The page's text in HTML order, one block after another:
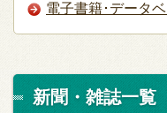
電子書籍･データ
新聞・雑誌一覧